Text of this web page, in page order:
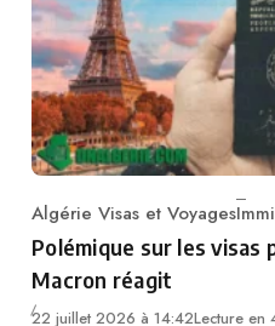
Category
Algérie Visas et Voyages
Polémique sur les visas
Macron réagit
22 juillet 2026 à 14:42Lecture en